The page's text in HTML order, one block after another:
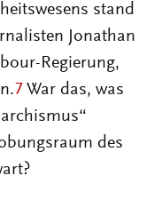
stand
Jonathan
Regierung,
7 War das, was
des